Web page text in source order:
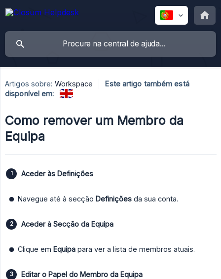
Artigos sobre: Workspace
Este artigo também está
disponível em:
Como remover um Membro da
Equipa
Aceder às Definições
Navegue até à secção Definições da sua conta.
Aceder à Secção da Equipa
Clique em Equipa para ver a lista de membros atuais.
Editar o Papel do Membro da Equipa